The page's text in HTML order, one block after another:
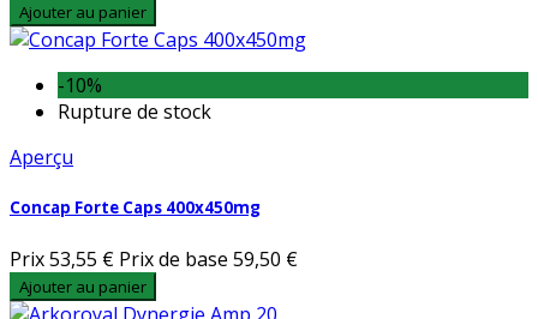
Ajouter au panier
-10%
Rupture de stock
Aperçu
Concap Forte Caps 400x450mg
Prix53,55 € Prix de base 59,50 €
Ajouter au panier